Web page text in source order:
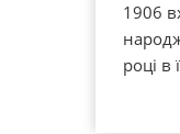
1906
році в